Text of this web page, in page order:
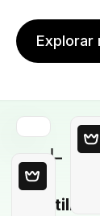
Explorar
Plantilla